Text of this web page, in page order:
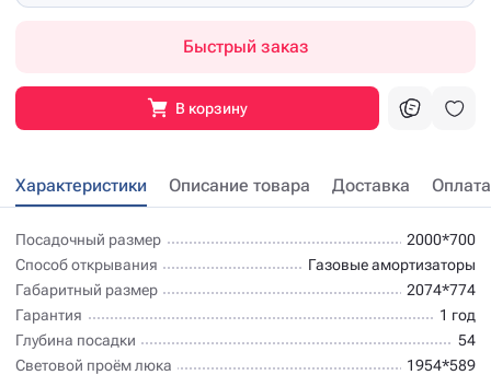
Быстрый заказ
В корзину
Характеристики Описание товара Доставка Оплата
Посадочный размер
2000*700
Способ открывания
Газовые амортизаторы
Габаритный размер
2074*774
Гарантия
1 год
Глубина посадки
54
Световой проём люка
1954*589